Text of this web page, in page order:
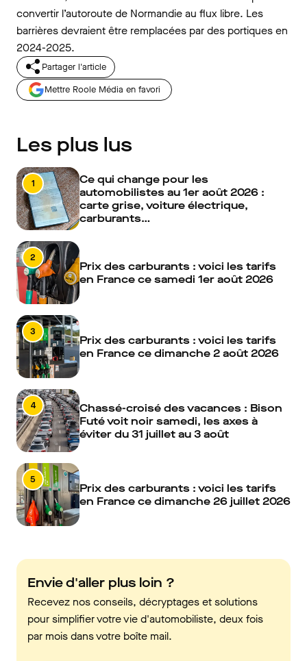
convertir l’autoroute de Normandie au flux libre. Les
barrières devraient être remplacées par des portiques en
2024-2025.
Partager l'article
Mettre Roole Média en favori
Les plus lus
1
Ce qui change pour les
automobilistes au 1er août 2026 :
carte grise, voiture électrique,
carburants…
2
Prix des carburants : voici les tarifs
en France ce samedi 1er août 2026
3
Prix des carburants : voici les tarifs
en France ce dimanche 2 août 2026
4
Chassé-croisé des vacances : Bison
Futé voit noir samedi, les axes à
éviter du 31 juillet au 3 août
5
Prix des carburants : voici les tarifs
en France ce dimanche 26 juillet 2026
Envie d'aller plus loin ?
Recevez nos conseils, décryptages et solutions
pour simplifier votre vie d'automobiliste, deux fois
par mois dans votre boîte mail.